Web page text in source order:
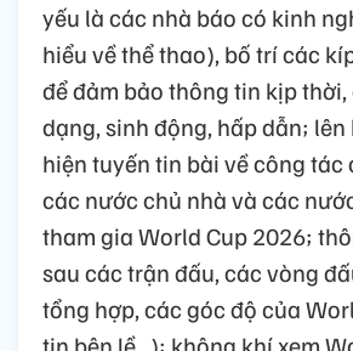
yếu là các nhà báo có kinh
hiểu về thể thao), bố trí các
để đảm bảo thông tin kịp thời,
dạng, sinh động, hấp dẫn;
hiện tuyến tin bài về công tác
các nước chủ nhà và các
tham gia World Cup 2026;
sau các trận đấu, các vòng
tổng hợp, các góc độ của